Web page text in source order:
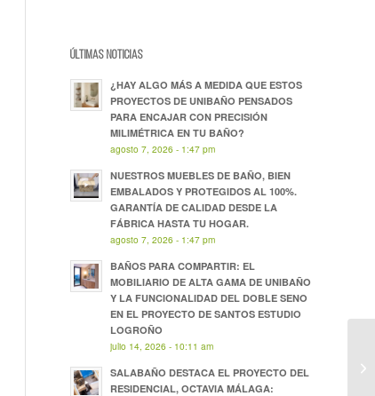
ÚLTIMAS NOTICIAS
¿HAY ALGO MÁS A MEDIDA QUE ESTOS
PROYECTOS DE UNIBAÑO PENSADOS
PARA ENCAJAR CON PRECISIÓN
MILIMÉTRICA EN TU BAÑO?
agosto 7, 2026 - 1:47 pm
NUESTROS MUEBLES DE BAÑO, BIEN
EMBALADOS Y PROTEGIDOS AL 100%.
GARANTÍA DE CALIDAD DESDE LA
FÁBRICA HASTA TU HOGAR.
agosto 7, 2026 - 1:47 pm
BAÑOS PARA COMPARTIR: EL
MOBILIARIO DE ALTA GAMA DE UNIBAÑO
Y LA FUNCIONALIDAD DEL DOBLE SENO
EN EL PROYECTO DE SANTOS ESTUDIO
LOGROÑO
julio 14, 2026 - 10:11 am
SALABAÑO DESTACA EL PROYECTO DEL
RESIDENCIAL, OCTAVIA MÁLAGA: